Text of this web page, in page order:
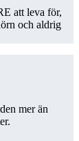
att leva för,
och aldrig
mer än